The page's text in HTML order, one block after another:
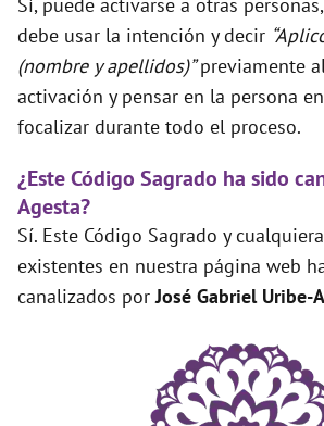
Sí, puede activarse a otras
debe usar la intención y decir
(nombre y apellidos)”previamente
activación y pensar en la persona
focalizar durante todo el proceso.
¿Este Código Sagrado ha sido
Agesta?
Sí. Este Código Sagrado y
existentes en nuestra página web
canalizados porJosé Gabriel Uribe-